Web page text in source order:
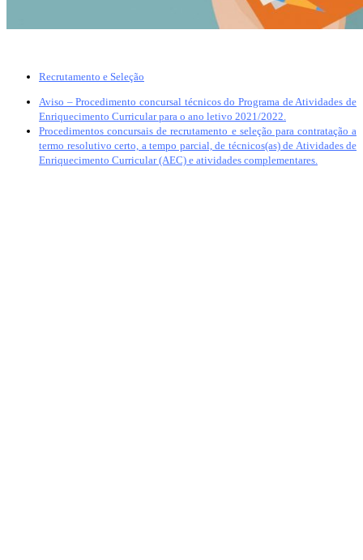
Recrutamento e Seleção
Aviso – Procedimento concursal técnicos do Programa de Atividades de
Enriquecimento Curricular para o ano letivo 2021/2022.
Procedimentos concursais de recrutamento e seleção para contratação a
termo resolutivo certo, a tempo parcial, de técnicos(as) de Atividades de
Enriquecimento Curricular (AEC) e atividades complementares.